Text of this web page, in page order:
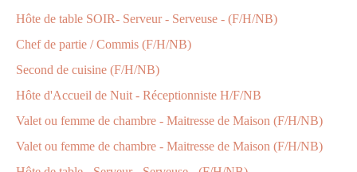
Hôte de table SOIR- Serveur - Serveuse - (F/H/NB)
Chef de partie / Commis (F/H/NB)
Second de cuisine (F/H/NB)
Hôte d'Accueil de Nuit - Réceptionniste H/F/NB
Valet ou femme de chambre - Maitresse de Maison (F/H/NB)
Valet ou femme de chambre - Maitresse de Maison (F/H/NB)